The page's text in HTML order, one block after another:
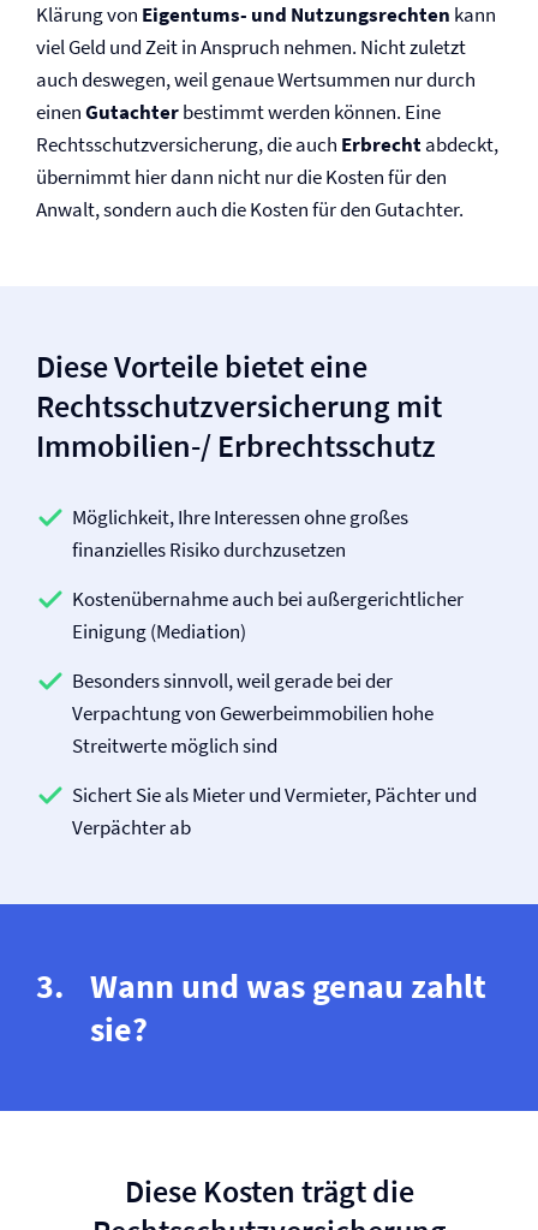
Klärung von Eigentums- und Nutzungsrechten kann
viel Geld und Zeit in Anspruch nehmen. Nicht zuletzt
auch deswegen, weil genaue Wertsummen nur durch
einenGutachterbestimmt werden können. Eine
Rechtsschutz­versicherung, die auch Erbrechtabdeckt,
übernimmt hier dann nicht nur die Kosten für den
Anwalt, sondern auch die Kosten für den Gutachter.
Diese Vorteile bietet eine
Rechtsschutz­versicherung mit
Immobilien-/ Erb­rechtsschutz
Möglichkeit, Ihre Interessen ohne großes
finanzielles Risiko durchzusetzen
Kostenübernahme auch bei außergerichtlicher
Einigung (Mediation)
Besonders sinnvoll, weil gerade bei der
Verpachtung von Gewerbeimmobilien hohe
Streitwerte möglich sind
Sichert Sie als Mieter und Vermieter, Pächter und
Verpächter ab
Wann und was genau zahlt
sie?
Diese Kosten trägt die